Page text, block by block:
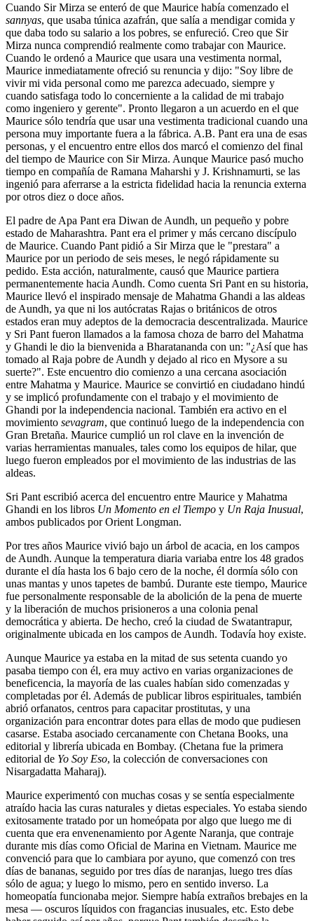
Cuando Sir Mirza se enteró de que Maurice había comenzado el
sannyas, que usaba túnica azafrán, que salía a mendigar comida y
que daba todo su salario a los pobres, se enfureció. Creo que Sir
Mirza nunca comprendió realmente como trabajar con Maurice.
Cuando le ordenó a Maurice que usara una vestimenta normal,
Maurice inmediatamente ofreció su renuncia y dijo: "Soy libre de
vivir mi vida personal como me parezca adecuado, siempre y
cuando satisfaga todo lo concerniente a la calidad de mi trabajo
como ingeniero y gerente". Pronto llegaron a un acuerdo en el que
Maurice sólo tendría que usar una vestimenta tradicional cuando una
persona muy importante fuera a la fábrica. A.B. Pant era una de esas
personas, y el encuentro entre ellos dos marcó el comienzo del final
del tiempo de Maurice con Sir Mirza. Aunque Maurice pasó mucho
tiempo en compañía de Ramana Maharshi y J. Krishnamurti, se las
ingenió para aferrarse a la estricta fidelidad hacia la renuncia externa
por otros diez o doce años.
El padre de Apa Pant era Diwan de Aundh, un pequeño y pobre
estado de Maharashtra. Pant era el primer y más cercano discípulo
de Maurice. Cuando Pant pidió a Sir Mirza que le "prestara" a
Maurice por un periodo de seis meses, le negó rápidamente su
pedido. Esta acción, naturalmente, causó que Maurice partiera
permanentemente hacia Aundh. Como cuenta Sri Pant en su historia,
Maurice llevó el inspirado mensaje de Mahatma Ghandi a las aldeas
de Aundh, ya que ni los autócratas Rajas o británicos de otros
estados eran muy adeptos de la democracia descentralizada. Maurice
y Sri Pant fueron llamados a la famosa choza de barro del Mahatma
y Ghandi le dio la bienvenida a Bharatananda con un: "¿Así que has
tomado al Raja pobre de Aundh y dejado al rico en Mysore a su
suerte?". Este encuentro dio comienzo a una cercana asociación
entre Mahatma y Maurice. Maurice se convirtió en ciudadano hindú
y se implicó profundamente con el trabajo y el movimiento de
Ghandi por la independencia nacional. También era activo en el
movimiento sevagram, que continuó luego de la independencia con
Gran Bretaña. Maurice cumplió un rol clave en la invención de
varias herramientas manuales, tales como los equipos de hilar, que
luego fueron empleados por el movimiento de las industrias de las
aldeas.
Sri Pant escribió acerca del encuentro entre Maurice y Mahatma
Ghandi en los libros Un Momento en el Tiempo y Un Raja Inusual,
ambos publicados por Orient Longman.
Por tres años Maurice vivió bajo un árbol de acacia, en los campos
de Aundh. Aunque la temperatura diaria variaba entre los 48 grados
durante el día hasta los 6 bajo cero de la noche, él dormía sólo con
unas mantas y unos tapetes de bambú. Durante este tiempo, Maurice
fue personalmente responsable de la abolición de la pena de muerte
y la liberación de muchos prisioneros a una colonia penal
democrática y abierta. De hecho, creó la ciudad de Swatantrapur,
originalmente ubicada en los campos de Aundh. Todavía hoy existe.
Aunque Maurice ya estaba en la mitad de sus setenta cuando yo
pasaba tiempo con él, era muy activo en varias organizaciones de
beneficencia, la mayoría de las cuales habían sido comenzadas y
completadas por él. Además de publicar libros espirituales, también
abrió orfanatos, centros para capacitar prostitutas, y una
organización para encontrar dotes para ellas de modo que pudiesen
casarse. Estaba asociado cercanamente con Chetana Books, una
editorial y librería ubicada en Bombay. (Chetana fue la primera
editorial de Yo Soy Eso, la colección de conversaciones con
Nisargadatta Maharaj).
Maurice experimentó con muchas cosas y se sentía especialmente
atraído hacia las curas naturales y dietas especiales. Yo estaba siendo
exitosamente tratado por un homeópata por algo que luego me di
cuenta que era envenenamiento por Agente Naranja, que contraje
durante mis días como Oficial de Marina en Vietnam. Maurice me
convenció para que lo cambiara por ayuno, que comenzó con tres
días de bananas, seguido por tres días de naranjas, luego tres días
sólo de agua; y luego lo mismo, pero en sentido inverso. La
homeopatía funcionaba mejor. Siempre había extraños brebajes en la
mesa ― oscuros líquidos con fragancias inusuales, etc. Esto debe